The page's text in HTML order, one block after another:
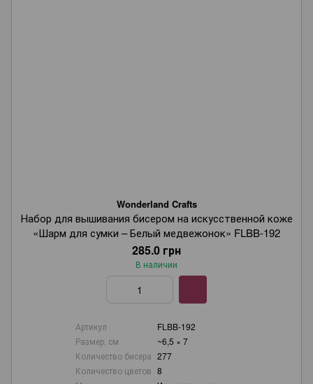
Wonderland Crafts
Набор для вышивания бисером на искусственной коже
«Шарм для сумки – Белый медвежонок» FLBB-192
285.0 грн
В наличии
Артикул
FLBB-192
Размер, см
~6,5 × 7
Количество бисера 277
Количество цветов 8